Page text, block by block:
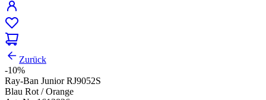
Zurück
-10%
Ray-Ban Junior RJ9052S
Blau Rot / Orange